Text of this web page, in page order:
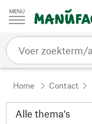
Passer au contenu
Home Contact